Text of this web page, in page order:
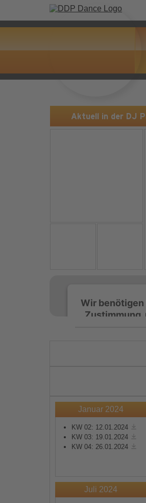
Aktuell in der DJ
Wir benötigen
Zustimmung,
Aktivitäten
Bitte lesen Sie die
durch und stimmen
der Nutzung des
zu, um diese
Mehr
Januar 2024
KW 02: 12.01.2024
KW 03: 19.01.2024
KW 04: 26.01.2024
Juli 2024